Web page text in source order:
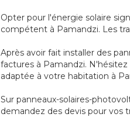
Opter pour l'énergie solaire
compétent à Pamandzi. Les
Après avoir fait installer des
factures à Pamandzi.
adaptée à votre habitation à
Sur panneaux-solaires-
demandez des devis pour vos